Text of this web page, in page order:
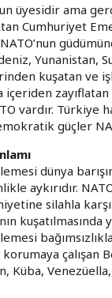
üyesidir ama
Cumhuriyet
Yunanistan,
kuşatan ve
içeriden zayıflatan
vardır. Türkiye
güçler
dünya
aykırıdır.
silahla
kuşatılmasında
çalışan
Küba,